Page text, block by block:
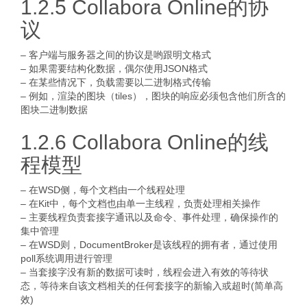
1.2.5 Collabora Online的协
议
– 客户端与服务器之间的协议是哟跟明文格式
– 如果需要结构化数据，偶尔使用JSON格式
– 在某些情况下，负载需要以二进制格式传输
– 例如，渲染的图块（tiles），图块的响应必须包含他们所含的
图块二进制数据
1.2.6 Collabora Online的线
程模型
– 在WSD侧，每个文档由一个线程处理
– 在Kit中，每个文档也由单一主线程，负责处理相关操作
– 主要线程负责套接字通讯以及命令、事件处理，确保操作的
集中管理
– 在WSD则，DocumentBroker是该线程的拥有者，通过使用
poll系统调用进行管理
– 当套接字没有新的数据可读时，线程会进入有效的等待状
态，等待来自该文档相关的任何套接字的新输入或超时(简单高
效)